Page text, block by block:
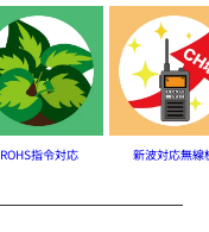
ROHS指令対応 新波対応無線